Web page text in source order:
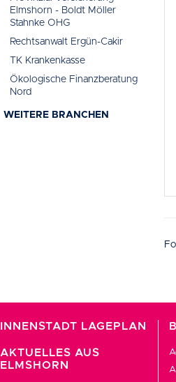
Elmshorn - Boldt Möller
Stahnke OHG
Rechtsanwalt Ergün-Cakir
TK Krankenkasse
Ökologische Finanzberatung
Nord
WEITERE BRANCHEN
INNENSTADT LAGEPLAN
AKTUELLES AUS
ELMSHORN